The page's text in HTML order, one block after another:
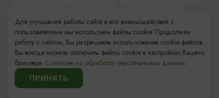
Компас Балтийской кухни
Настоящий Калининградец
Музеи
Для улучшения работы сайта и его взаимодействия с
пользователями мы используем файлы cookie. Продолжая
работу с сайтом, Вы разрешаете использование cookie-файлов.
Вы всегда можете отключить файлы cookie в настройках Вашего
браузера. Согласие на обработку персональных данных.
ПРИНЯТЬ